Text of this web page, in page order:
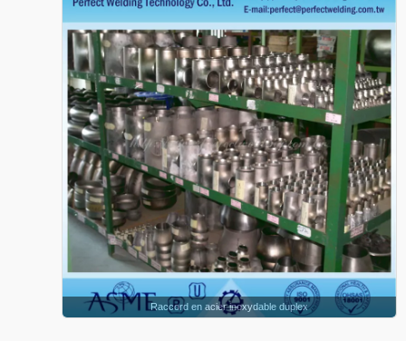
Raccord en acier inoxydable duplex